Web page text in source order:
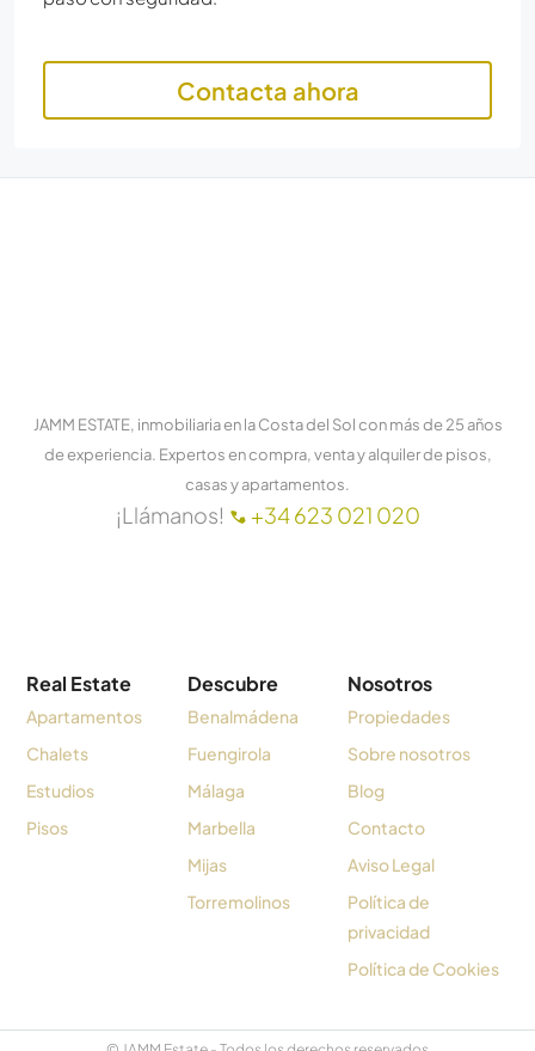
Contacta ahora
JAMM ESTATE, inmobiliaria en la Costa del Sol con más de 25 años
de experiencia. Expertos en compra, venta y alquiler de pisos,
casas y apartamentos.
¡Llámanos! +34 623 021 020
Real Estate
Apartamentos
Chalets
Estudios
Pisos
Descubre
Benalmádena
Fuengirola
Málaga
Marbella
Mijas
Torremolinos
Nosotros
Propiedades
Sobre nosotros
Blog
Contacto
Aviso Legal
Política de
privacidad
Política de Cookies